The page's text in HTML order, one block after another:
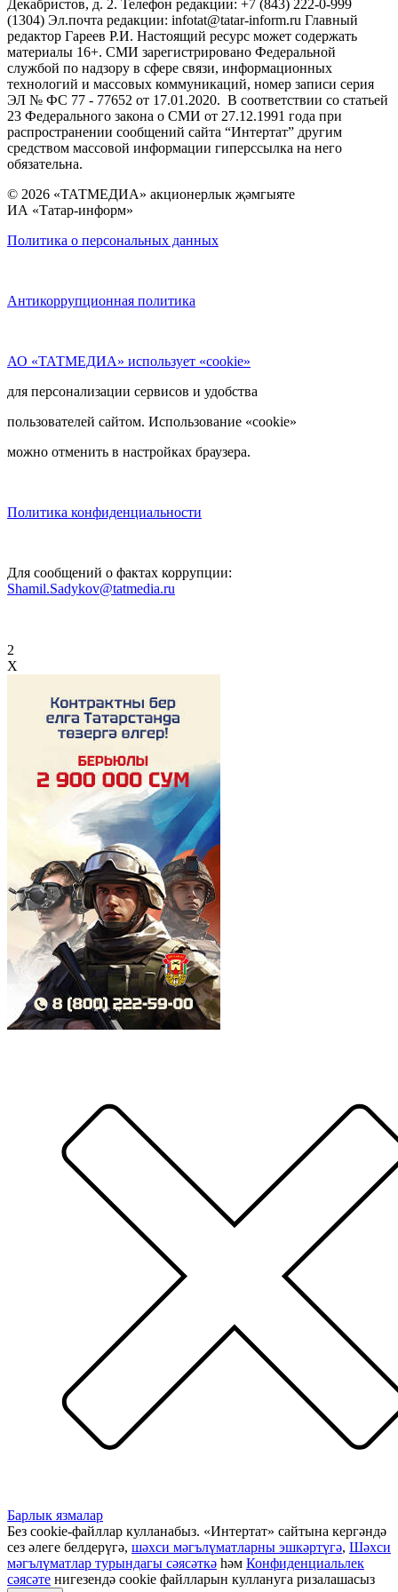
Декабристов, д. 2. Телефон редакции: +7 (843) 222-0-999
(1304) Эл.почта редакции: infotat@tatar-inform.ru Главный
редактор Гареев Р.И. Настоящий ресурс может содержать
материалы 16+. СМИ зарегистрировано Федеральной
службой по надзору в сфере связи, информационных
технологий и массовых коммуникаций, номер записи серия
ЭЛ № ФС 77 - 77652 от 17.01.2020. В соответствии со статьей
23 Федерального закона о СМИ от 27.12.1991 года при
распространении сообщений сайта “Интертат” другим
средством массовой информации гиперссылка на него
обязательна.
© 2026 «ТАТМЕДИА» акционерлык җәмгыяте
ИА «Татар-информ»
Политика о персональных данных
Антикоррупционная политика
АО «ТАТМЕДИА» использует «cookie»
для персонализации сервисов и удобства
пользователей сайтом. Использование «cookie»
можно отменить в настройках браузера.
Политика конфиденциальности
Для сообщений о фактах коррупции:
Shamil.Sadykov@tatmedia.ru
2
X
Барлык язмалар
Без cookie-файллар кулланабыз. «Интертат» сайтына кергәндә
сез әлеге белдерүгә, шәхси мәгълүматларны эшкәртүгә, Шәхси
мәгълүматлар турындагы сәясәткә һәм Конфиденциальлек
сәясәте нигезендә cookie файлларын куллануга ризалашасыз